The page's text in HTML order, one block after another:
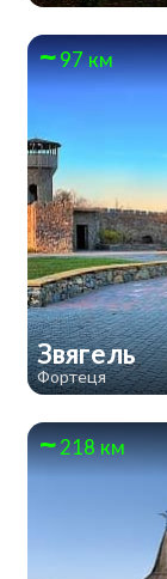
97 км
Звягель
Фортеця
218 км